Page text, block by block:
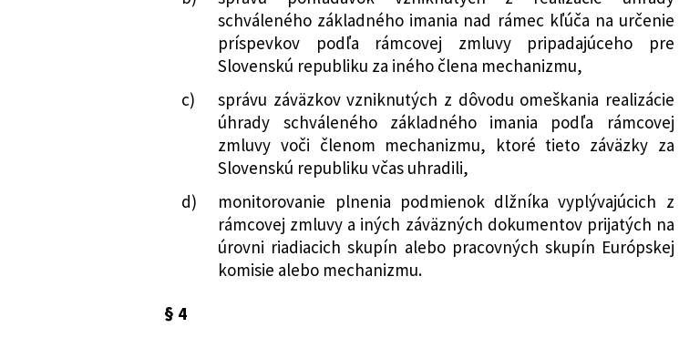
schváleného základného imania nad rámec kľúča na určenie
príspevkov podľa rámcovej zmluvy pripadajúceho pre
Slovenskú republiku za iného člena mechanizmu,
c)
správu záväzkov vzniknutých z dôvodu omeškania realizácie
úhrady schváleného základného imania podľa rámcovej
zmluvy voči členom mechanizmu, ktoré tieto záväzky za
Slovenskú republiku včas uhradili,
d)
monitorovanie plnenia podmienok dlžníka vyplývajúcich z
rámcovej zmluvy a iných záväzných dokumentov prijatých na
úrovni riadiacich skupín alebo pracovných skupín Európskej
komisie alebo mechanizmu.
§ 4